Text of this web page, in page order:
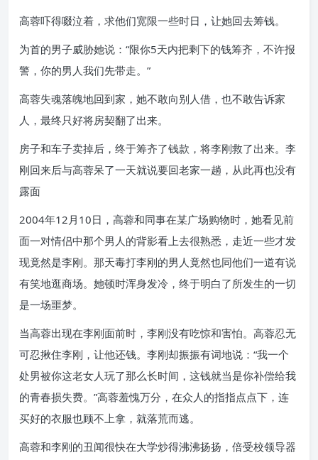
高蓉吓得啜泣着，求他们宽限一些时日，让她回去筹钱。
为首的男子威胁她说：“限你5天内把剩下的钱筹齐，不许报
警，你的男人我们先带走。”
高蓉失魂落魄地回到家，她不敢向别人借，也不敢告诉家
人，最终只好将房契翻了出来。
房子和车子卖掉后，终于筹齐了钱款，将李刚救了出来。李
刚回来后与高蓉呆了一天就说要回老家一趟，从此再也没有
露面
2004年12月10日，高蓉和同事在某广场购物时，她看见前
面一对情侣中那个男人的背影看上去很熟悉，走近一些才发
现竟然是李刚。那天毒打李刚的男人竟然也同他们一道有说
有笑地逛商场。她顿时浑身发冷，终于明白了所发生的一切
是一场噩梦。
当高蓉出现在李刚面前时，李刚没有吃惊和害怕。高蓉忍无
可忍揪住李刚，让他还钱。李刚却振振有词地说：“我一个
处男被你这老女人玩了那么长时间，这钱就当是你补偿给我
的青春损失费。”高蓉羞愧万分，在众人的指指点点下，连
买好的衣服也顾不上拿，就落荒而逃。
高蓉和李刚的丑闻很快在大学炒得沸沸扬扬，倍受校领导器